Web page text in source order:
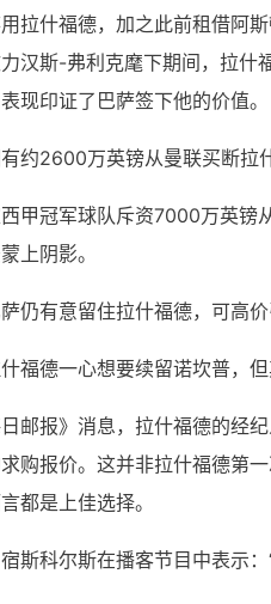
拉什福德，加之此前租借阿
汉斯-弗利克麾下期间，拉什
现印证了巴萨签下他的价值。
约2600万英镑从曼联买断拉
甲冠军球队斥资7000万英镑
上阴影。
仍有意留住拉什福德，可高
福德一心想要续留诺坎普，
邮报》消息，拉什福德的经
购报价。这并非拉什福德第
都是上佳选择。
斯科尔斯在播客节目中表示